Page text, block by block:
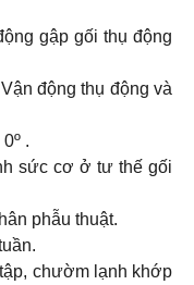
gập gối thụ động
động thụ động và
.
sức cơ ở tư thế gối
phẫu thuật.
chườm lạnh khớp